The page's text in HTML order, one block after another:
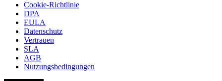
Cookie-Richtlinie
DPA
EULA
Datenschutz
Vertrauen
SLA
AGB
Nutzungsbedingungen